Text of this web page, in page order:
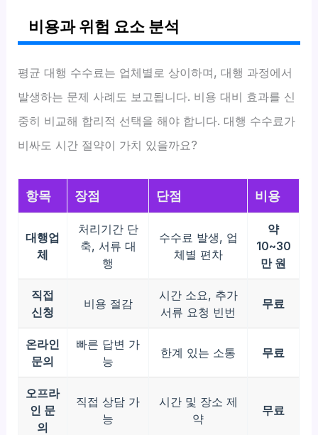
비용과 위험 요소 분석
평균 대행 수수료는 업체별로 상이하며, 대행 과정에서
발생하는 문제 사례도 보고됩니다. 비용 대비 효과를 신
중히 비교해 합리적 선택을 해야 합니다. 대행 수수료가
비싸도 시간 절약이 가치 있을까요?
항목 장점 단점 비용
대행업
체
처리기간 단
축, 서류 대
행
수수료 발생, 업
체별 편차
약
10~30
만 원
직접
신청
비용 절감
시간 소요, 추가
서류 요청 빈번
무료
온라인
문의
빠른 답변 가
능
한계 있는 소통 무료
오프라
인 문
의
직접 상담 가
능
시간 및 장소 제
약
무료